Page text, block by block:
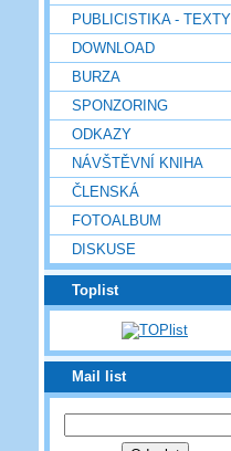
PUBLICISTIKA - TEXTY
DOWNLOAD
BURZA
SPONZORING
ODKAZY
NÁVŠTĚVNÍ KNIHA
ČLENSKÁ
FOTOALBUM
DISKUSE
Toplist
Mail list